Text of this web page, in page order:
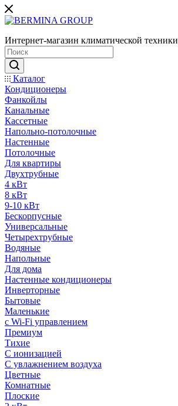
Интернет-магазин климатической техники
Каталог
Кондиционеры
Фанкойлы
Канальные
Кассетные
Напольно-потолочные
Настенные
Потолочные
Для квартиры
Двухтрубные
4 кВт
8 кВт
9-10 кВт
Бескорпусные
Универсальные
Четырехтрубные
Водяные
Напольные
Для дома
Настенные кондиционеры
Инверторные
Бытовые
Маленькие
с Wi-Fi управлением
Премиум
Тихие
С ионизацией
С увлажнением воздуха
Цветные
Комнатные
Плоские